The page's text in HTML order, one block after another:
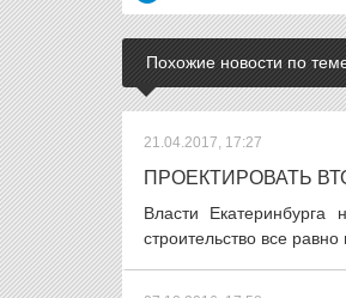
Похожие новости по
21.04.2017, 17:27
ПРОЕКТИРОВАТЬ
Власти
строительство все